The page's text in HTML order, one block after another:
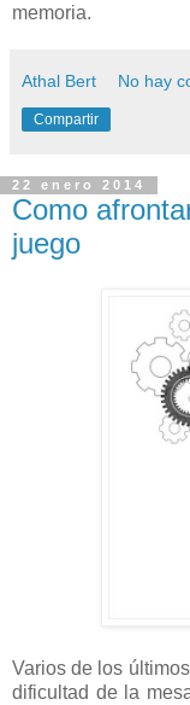
memoria.
Athal Bert No hay
Compartir
22 enero 2014
Como
juego
Varios de los
dificultad de la